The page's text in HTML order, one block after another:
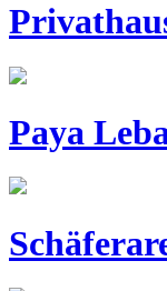
Paya